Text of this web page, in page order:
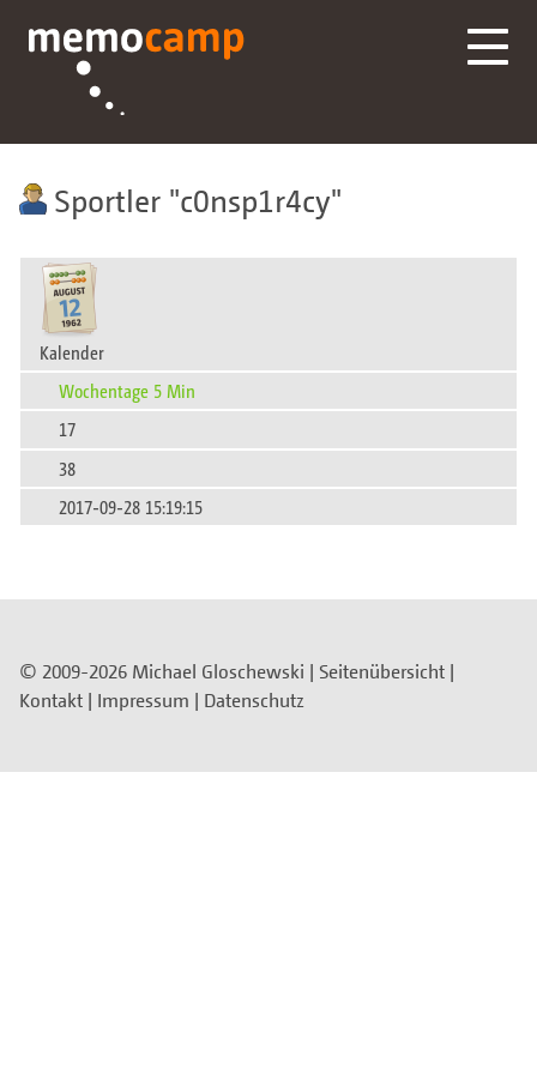
Sportler c0nsp1r4cy
Kalender
Wochentage 5 Min
17
38
2017-09-28 15:19:15
© 2009-2026 Michael Gloschewski | Seitenübersicht |
Kontakt | Impressum | Datenschutz